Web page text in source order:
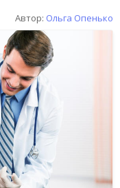
Автор: Ольга Опенько